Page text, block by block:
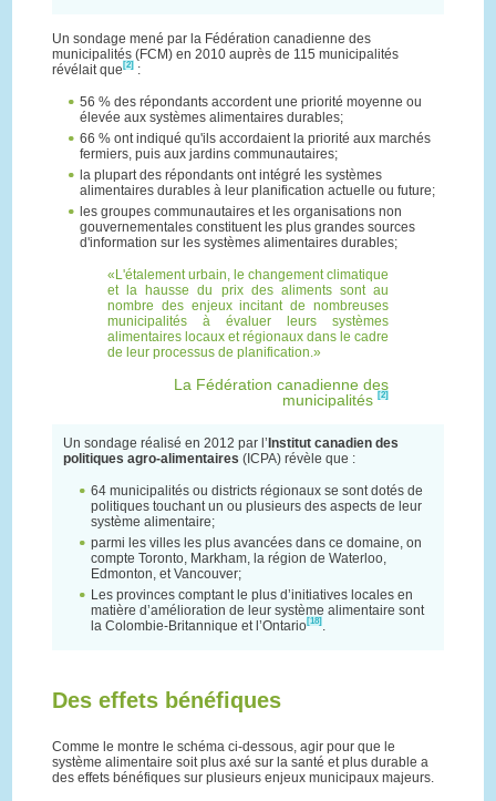
Un sondage mené par la Fédération canadienne des
municipalités (FCM) en 2010 auprès de 115 municipalités
révélait que [2] :
56 % des répondants accordent une priorité moyenne ou
élevée aux systèmes alimentaires durables;
66 % ont indiqué qu'ils accordaient la priorité aux marchés
fermiers, puis aux jardins communautaires;
la plupart des répondants ont intégré les systèmes
alimentaires durables à leur planification actuelle ou future;
les groupes communautaires et les organisations non
gouvernementales constituent les plus grandes sources
d'information sur les systèmes alimentaires durables;
L'étalement urbain, le changement climatique
et la hausse du prix des aliments sont au
nombre des enjeux incitant de nombreuses
municipalités à évaluer leurs systèmes
alimentaires locaux et régionaux dans le cadre
de leur processus de planification.
La Fédération canadienne des
municipalités[2]
Un sondage réalisé en 2012 par l’ Institut canadien des
politiques agro-alimentaires (ICPA) révèle que :
64 municipalités ou districts régionaux se sont dotés de
politiques touchant un ou plusieurs des aspects de leur
système alimentaire;
parmi les villes les plus avancées dans ce domaine, on
compte Toronto, Markham, la région de Waterloo,
Edmonton, et Vancouver;
Les provinces comptant le plus d’initiatives locales en
matière d’amélioration de leur système alimentaire sont
la Colombie-Britannique et l’Ontario[18] .
Des effets bénéfiques
Comme le montre le schéma ci-dessous, agir pour que le
système alimentaire soit plus axé sur la santé et plus durable a
des effets bénéfiques sur plusieurs enjeux municipaux majeurs.